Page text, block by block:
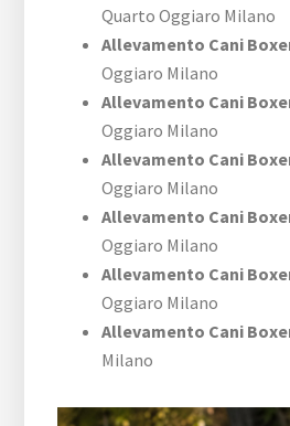
Quarto Oggiaro Milano
Allevamento Cani
Oggiaro Milano
Allevamento Cani
Oggiaro Milano
Allevamento Cani
Oggiaro Milano
Allevamento Cani
Oggiaro Milano
Allevamento Cani
Oggiaro Milano
Allevamento Cani
Milano